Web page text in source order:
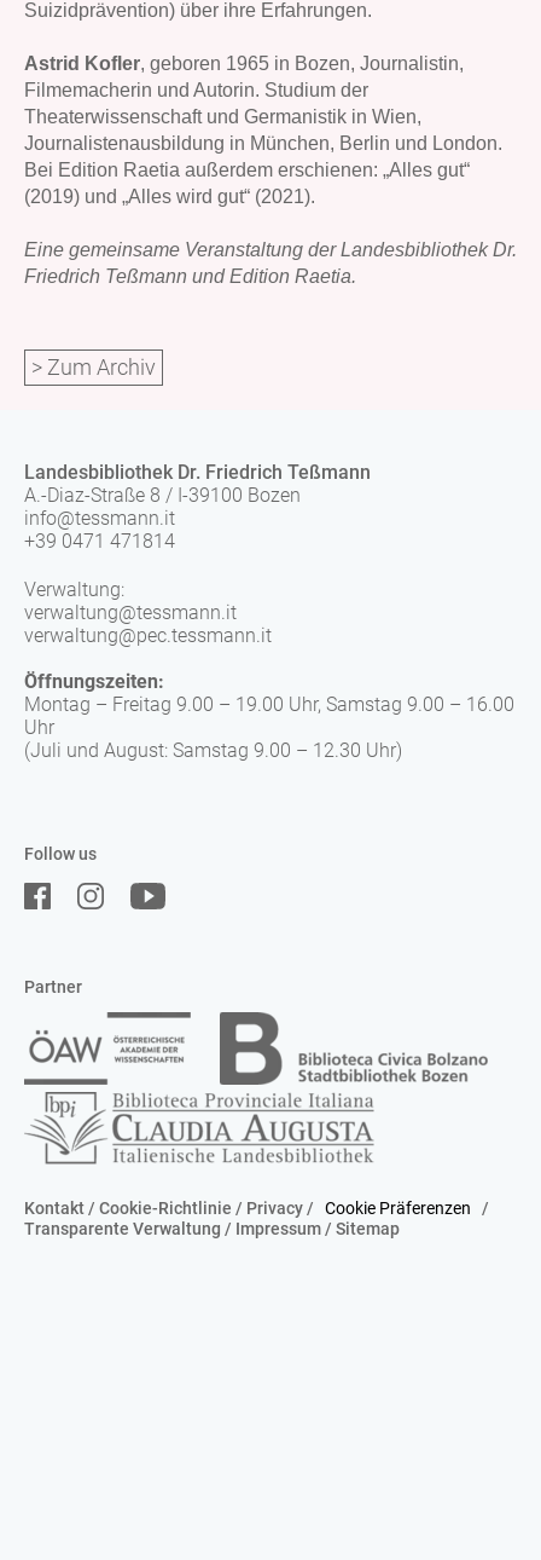
Suizidprävention) über ihre Erfahrungen.
Astrid Kofler, geboren 1965 in Bozen, Journalistin,
Filmemacherin und Autorin. Studium der
Theaterwissenschaft und Germanistik in Wien,
Journalistenausbildung in München, Berlin und London.
Bei Edition Raetia außerdem erschienen: „Alles gut“
(2019) und „Alles wird gut“ (2021).
Eine gemeinsame Veranstaltung der Landesbibliothek Dr.
Friedrich Teßmann und Edition Raetia.
> Zum Archiv
Landesbibliothek Dr. Friedrich Teßmann
A.-Diaz-Straße 8 / I-39100 Bozen
info@tessmann.it
+39 0471 471814
Follow us
Verwaltung:
verwaltung@tessmann.it
verwaltung@pec.tessmann.it
Öffnungszeiten:
Montag – Freitag 9.00 – 19.00 Uhr, Samstag 9.00 – 16.00
Uhr
(Juli und August: Samstag 9.00 – 12.30 Uhr)
Partner
Kontakt/ Cookie-Richtlinie / Privacy/ Cookie Präferenzen
/
Transparente Verwaltung / Impressum/ Sitemap